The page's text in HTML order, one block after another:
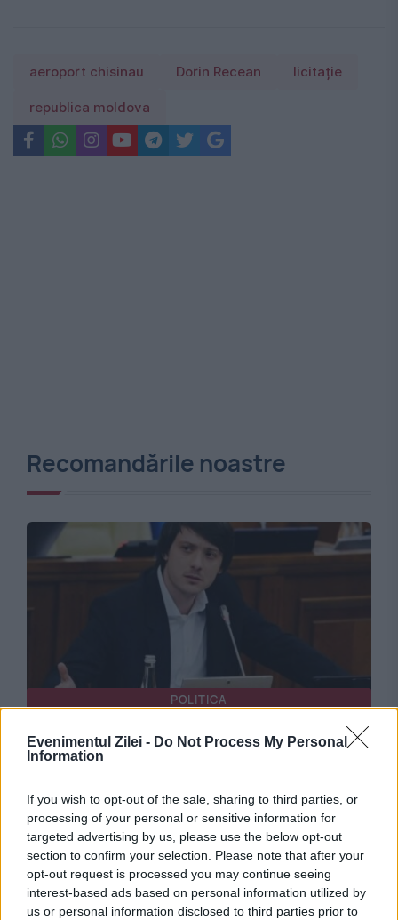
Evenimentul Zilei - Do Not Process My Personal
Information
If you wish to opt-out of the sale, sharing to third parties, or
processing of your personal or sensitive information for
targeted advertising by us, please use the below opt-out
section to confirm your selection. Please note that after your
opt-out request is processed you may continue seeing
interest-based ads based on personal information utilized by
us or personal information disclosed to third parties prior to
aeroport chisinau Dorin Recean licitație
republica moldova
Recomandările noastre
POLITICA
Un deputat din Republica Moldova, inclus în
sunt aduse